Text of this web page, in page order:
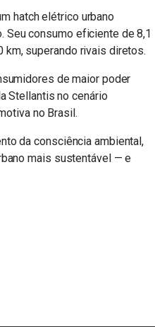
hatch elétrico urbano
Seu consumo eficiente de 8,1
km, superando rivais diretos.
de maior poder
Stellantis no cenário
no Brasil.
da consciência ambiental,
mais sustentável — e